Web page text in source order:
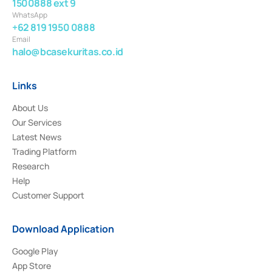
1500888 ext 9
WhatsApp
+62 819 1950 0888
Email
halo@bcasekuritas.co.id
Links
About Us
Our Services
Latest News
Trading Platform
Research
Help
Customer Support
Download Application
Google Play
App Store